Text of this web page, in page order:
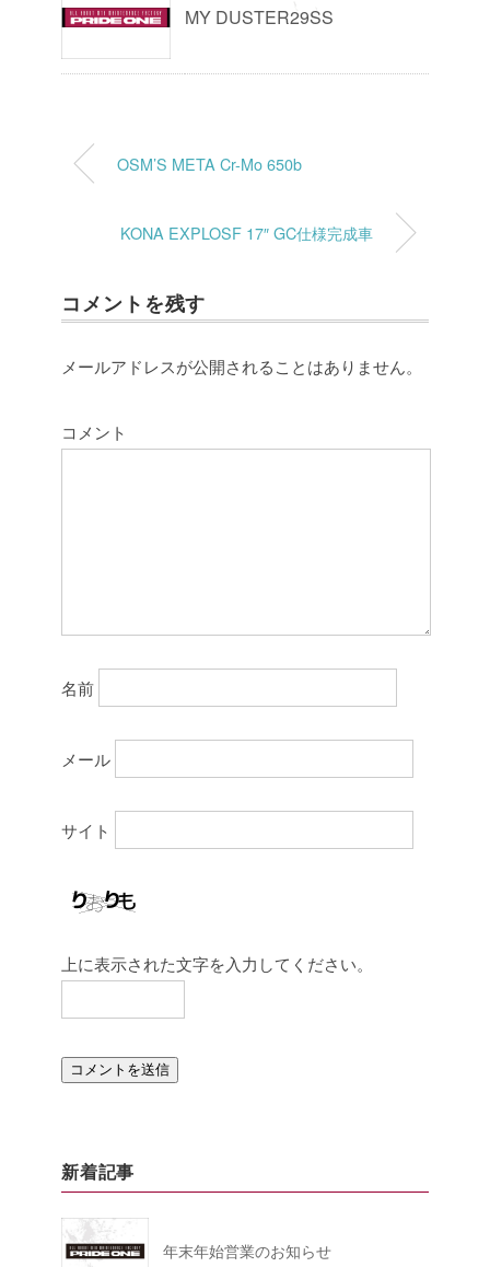
MY DUSTER29SS
OSM’S META Cr-Mo 650b
KONA EXPLOSF 17″ GC仕様完成車
コメントを残す
メールアドレスが公開されることはありません。
コメント
名前
メール
サイト
上に表示された文字を入力してください。
新着記事
年末年始営業のお知らせ